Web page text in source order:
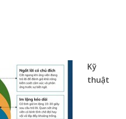
Kỹ
thuật